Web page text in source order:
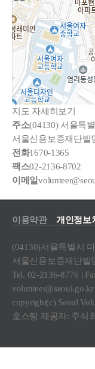
지도 자세히보기
주소(04130) 서울특
서울신용보증재단빌
전화1670-1365
팩스02-2136-8702
이메일
이용약관 개인정보
(04130)서울특별시
서울신용보증재단빌
Tel. 02-2136-8776 |
volunteer@seoul.go.kr
copyright(c) Seoul
호스팅 제공자: 주식